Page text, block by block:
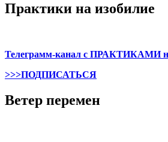
Практики на изобилие
Телеграмм-канал с ПРАКТИКАМИ
>>>ПОДПИСАТЬСЯ
Ветер перемен